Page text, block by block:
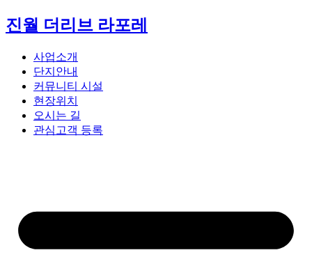
콘
텐
진월 더리브 라포레
사업소개
단지안내
커뮤니티 시설
현장위치
오시는 길
관심고객 등록